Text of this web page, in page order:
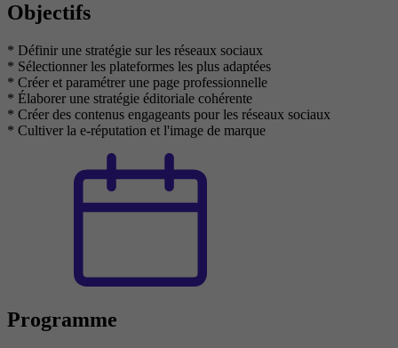
Objectifs
* Définir une stratégie sur les réseaux sociaux
* Sélectionner les plateformes les plus adaptées
* Créer et paramétrer une page professionnelle
* Élaborer une stratégie éditoriale cohérente
* Créer des contenus engageants pour les réseaux sociaux
* Cultiver la e-réputation et l'image de marque
Programme